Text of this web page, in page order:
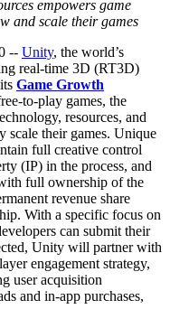
играми
пользователей
с помощью
опыт
автомобиле
блоки
советы
и инсайдерам
миру
заведение
empowers game
and scale their games
-- Unity, the world’s
real-time 3D (RT3D)
Game Growth
to-play games, the
resources, and
scale their games. Unique
full creative control
(IP) in the process, and
full ownership of the
revenue share
With a specific focus on
can submit their
Unity will partner with
engagement strategy,
user acquisition
and in-app purchases,